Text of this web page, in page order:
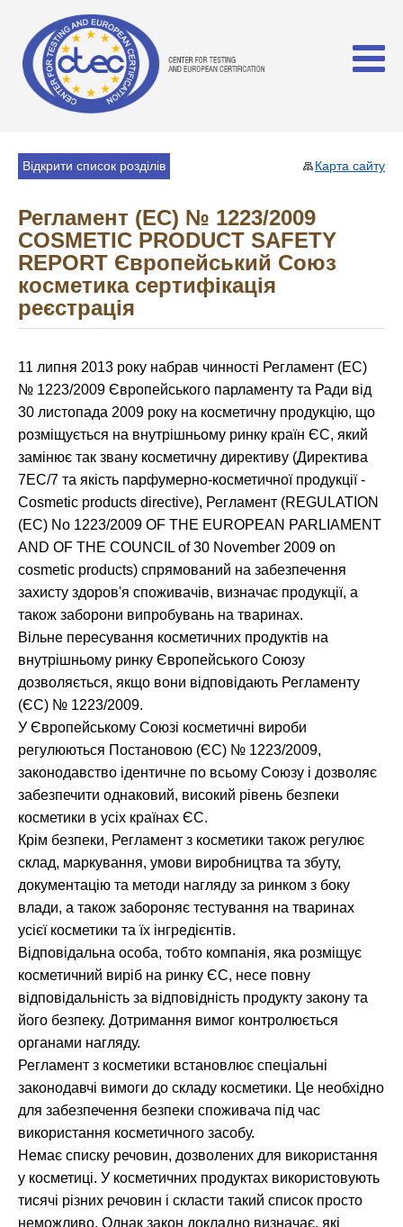
Карта сайту
Відкрити список розділів
Регламент (EC) № 1223/2009
COSMETIC PRODUCT SAFETY
REPORT Європейський Союз
косметика сертифікація
реєстрація
11 липня 2013 року набрав чинності Регламент (EC)
№ 1223/2009 Європейського парламенту та Ради від
30 листопада 2009 року на косметичну продукцію, що
розміщується на внутрішньому ринку країн ЄС, який
замінює так звану косметичну директиву (Директива
7EC/7 та якість парфумерно-косметичної продукції -
Cosmetic products directive), Регламент (REGULATION
(EC) No 1223/2009 OF THE EUROPEAN PARLIAMENT
AND OF THE COUNCIL of 30 November 2009 on
cosmetic products) спрямований на забезпечення
захисту здоров'я споживачів, визначає продукції, а
також заборони випробувань на тваринах.
Вільне пересування косметичних продуктів на
внутрішньому ринку Європейського Союзу
дозволяється, якщо вони відповідають Регламенту
(ЄС) № 1223/2009.
У Європейському Союзі косметичні вироби
регулюються Постановою (ЄС) № 1223/2009,
законодавство ідентичне по всьому Союзу і дозволяє
забезпечити однаковий, високий рівень безпеки
косметики в усіх країнах ЄС.
Крім безпеки, Регламент з косметики також регулює
склад, маркування, умови виробництва та збуту,
документацію та методи нагляду за ринком з боку
влади, а також забороняє тестування на тваринах
усієї косметики та їх інгредієнтів.
Відповідальна особа, тобто компанія, яка розміщує
косметичний виріб на ринку ЄС, несе повну
відповідальність за відповідність продукту закону та
його безпеку. Дотримання вимог контролюється
органами нагляду.
Регламент з косметики встановлює спеціальні
законодавчі вимоги до складу косметики. Це необхідно
для забезпечення безпеки споживача під час
використання косметичного засобу.
Немає списку речовин, дозволених для використання
у косметиці. У косметичних продуктах використовують
тисячі різних речовин і скласти такий список просто
неможливо. Однак закон докладно визначає, які